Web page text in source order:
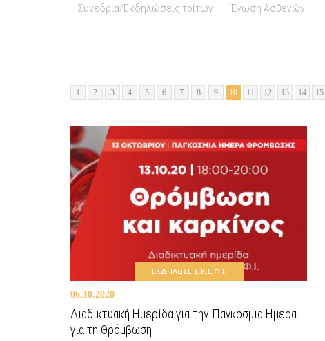
Συνέδρια/Εκδηλώσεις τρίτων
Ένωση Ασθενών
1 2 3 4 5 6 7 8 9 10 11 12 13 14 15
ΕΚΔΗΛΩΣΕΙΣ Κ.Ε.Φ.Ι.
06.10.2020
Διαδικτυακή Ημερίδα για την Παγκόσμια Ημέρα
για τη Θρόμβωση